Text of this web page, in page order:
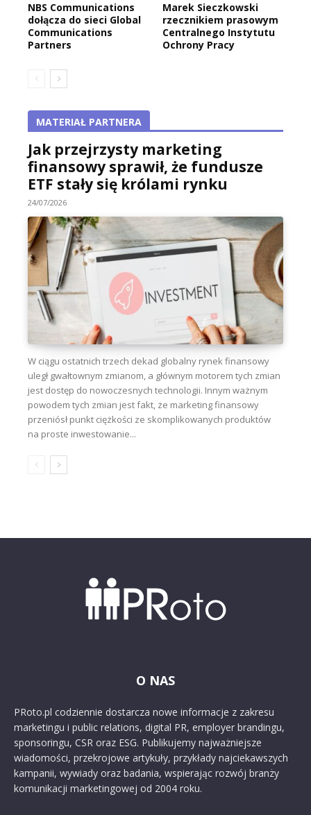
NBS Communications
dołącza do sieci Global
Communications
Partners
Marek Sieczkowski
rzecznikiem prasowym
Centralnego Instytutu
Ochrony Pracy
MATERIAŁ PARTNERA
Jak przejrzysty marketing
finansowy sprawił, że fundusze
ETF stały się królami rynku
24/07/2026
W ciągu ostatnich trzech dekad globalny rynek finansowy
uległ gwałtownym zmianom, a głównym motorem tych zmian
jest dostęp do nowoczesnych technologii. Innym ważnym
powodem tych zmian jest fakt, że marketing finansowy
przeniósł punkt ciężkości ze skomplikowanych produktów
na proste inwestowanie...
O NAS
PRoto.pl codziennie dostarcza nowe informacje z zakresu
marketingu i public relations, digital PR, employer brandingu,
sponsoringu, CSR oraz ESG. Publikujemy najważniejsze
wiadomości, przekrojowe artykuły, przykłady najciekawszych
kampanii, wywiady oraz badania, wspierając rozwój branży
komunikacji marketingowej od 2004 roku.